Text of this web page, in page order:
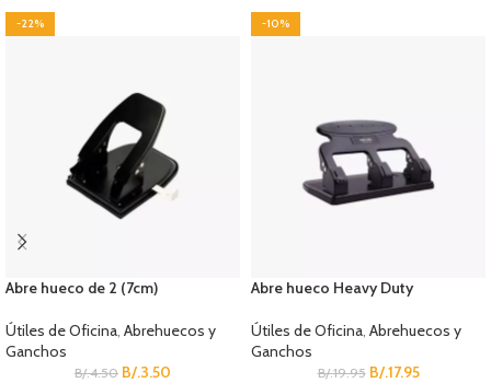
-22%
Abre hueco de 2 (7cm)
Útiles de Oficina, Abrehuecos y
Ganchos
B/.4.50 B/.3.50
-10%
Abre hueco Heavy Duty
Útiles de Oficina, Abrehuecos y
Ganchos
B/.19.95 B/.17.95